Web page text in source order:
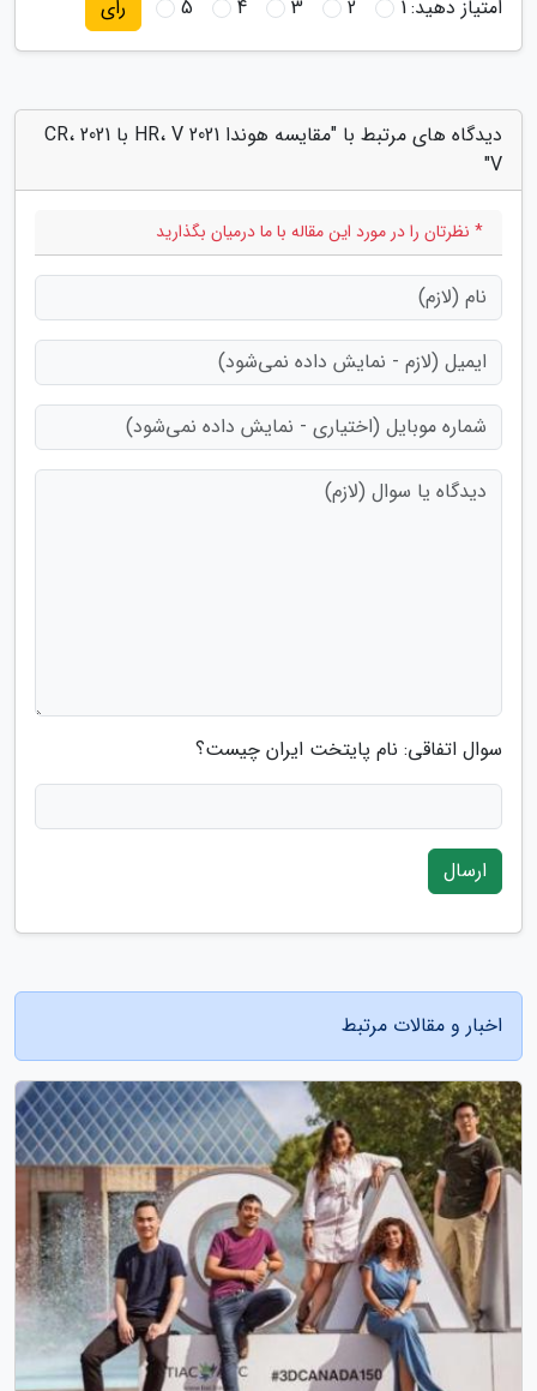
امتیاز دهید:1
2
3
4
5 رای
دیدگاه های مرتبط با "مقایسه هوندا 2021 HR، V با 2021 CR،
V"
* نظرتان را در مورد این مقاله با ما درمیان بگذارید
سوال اتفاقی: نام پایتخت ایران چیست؟
ارسال
اخبار و مقالات مرتبط